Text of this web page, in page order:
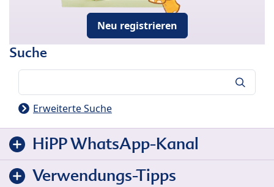
Neu registrieren
Suche
Erweiterte Suche
HiPP WhatsApp-Kanal
Verwendungs-Tipps